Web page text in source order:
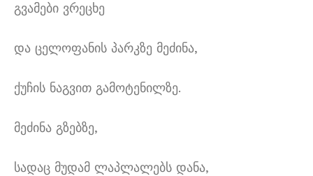
გვამები ვრეცხე
და ცელოფანის პარკზე მეძინა,
ქუჩის ნაგვით გამოტენილზე.
მეძინა გზებზე,
სადაც მუდამ ლაპლალებს დანა,